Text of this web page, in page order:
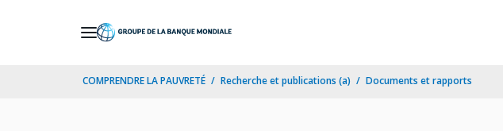
COMPRENDRE LA PAUVRETÉ Recherche et publications (a) Documents et rapports